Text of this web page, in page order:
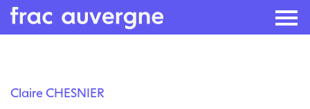
Claire CHESNIER